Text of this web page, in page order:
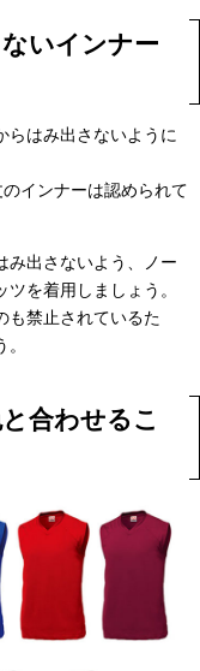
いインナー
らはみ出さないように
インナーは認められて
み出さないよう、ノー
を着用しましょう。
も禁止されているた
合わせるこ